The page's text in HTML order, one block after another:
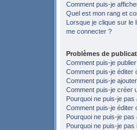
Comment puis-je
Quel est mon rang et
Lorsque je clique sur le
me connecter ?
Problèmes de
Comment puis-je
Comment puis-je éditer
Comment puis-je
Comment puis-je créer
Pourquoi ne puis-je pas
Comment puis-je éditer
Pourquoi ne puis-je
Pourquoi ne puis-je